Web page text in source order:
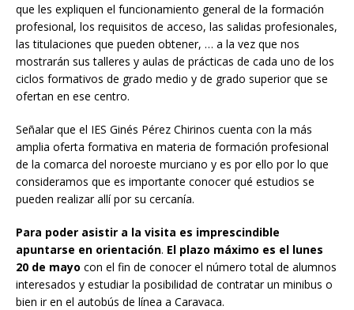
que les expliquen el funcionamiento general de la formación
profesional, los requisitos de acceso, las salidas profesionales,
las titulaciones que pueden obtener, … a la vez que nos
mostrarán sus talleres y aulas de prácticas de cada uno de los
ciclos formativos de grado medio y de grado superior que se
ofertan en ese centro.
Señalar que el IES Ginés Pérez Chirinos cuenta con la más
amplia oferta formativa en materia de formación profesional
de la comarca del noroeste murciano y es por ello por lo que
consideramos que es importante conocer qué estudios se
pueden realizar allí por su cercanía.
Para poder asistir a la visita es imprescindible
apuntarse en orientación. El plazo máximo es el lunes
20 de mayo con el fin de conocer el número total de alumnos
interesados y estudiar la posibilidad de contratar un minibus o
bien ir en el autobús de línea a Caravaca.